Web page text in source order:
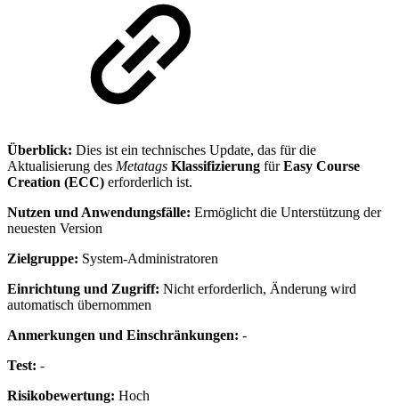
Überblick: Dies ist ein technisches Update, das für die
Aktualisierung des Metatags Klassifizierung fürEasy Course
Creation (ECC) erforderlich ist.
Nutzen und Anwendungsfälle: Ermöglicht die Unterstützung der
neuesten Version
Zielgruppe: System-Administratoren
Einrichtung und Zugriff: Nicht erforderlich, Änderung wird
automatisch übernommen
Anmerkungen und Einschränkungen: -
Test: -
Risikobewertung: Hoch